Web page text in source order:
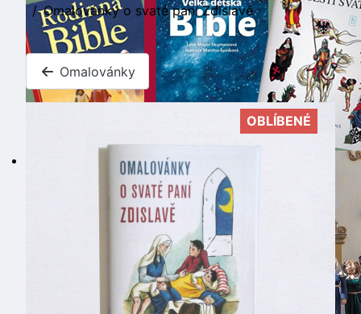
Omalovánky o svaté paní Zdislavě
Omalovánky
OBLÍBENÉ